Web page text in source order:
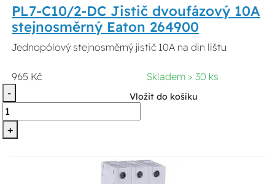
PL7-C10/2-DC Jistič dvoufázový 10A
stejnosměrný Eaton 264900
Jednopólový stejnosměrný jistič 10A na din lištu
965 Kč
Skladem > 30 ks
-
+
Vložit do košíku